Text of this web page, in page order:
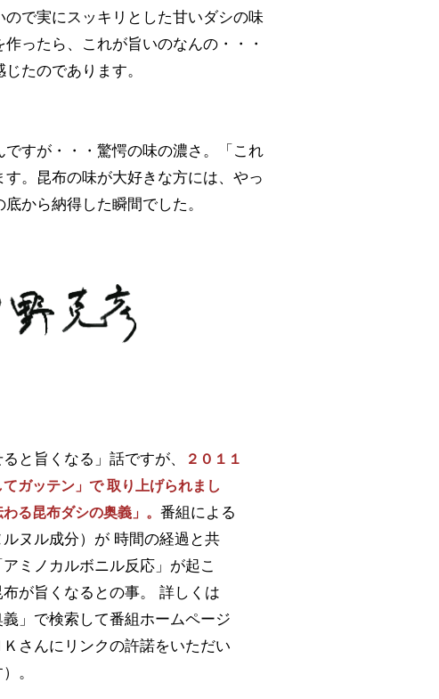
で実にスッキリとした甘いダシの味
ったら、これが旨いのなんの・・・
たのであります。
すが・・・驚愕の味の濃さ。「これ
。昆布の味が大好きな方には、やっ
から納得した瞬間でした。
と旨くなる」話ですが、
２０１１
ガッテン」で 取り上げられまし
る昆布ダシの奥義」。 番組による
ヌル成分）が 時間の経過と共
ミノカルボニル反応」が起こ
が旨くなるとの事。 詳しくは
」で検索して番組ホームページ
さんにリンクの許諾をいただい
。